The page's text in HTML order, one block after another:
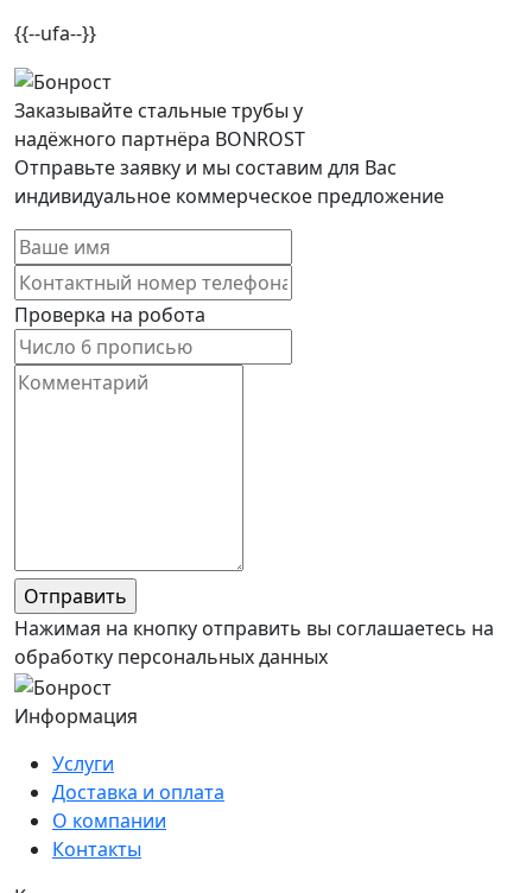
{{--ufa--}}
Заказывайте стальные трубы у
надёжного партнёра BONROST
Отправьте заявку и мы составим для Вас
индивидуальное коммерческое предложение
Проверка на робота
Нажимая на кнопку отправить вы соглашаетесь на
обработку персональных данных
Информация
Услуги
Доставка и оплата
О компании
Контакты